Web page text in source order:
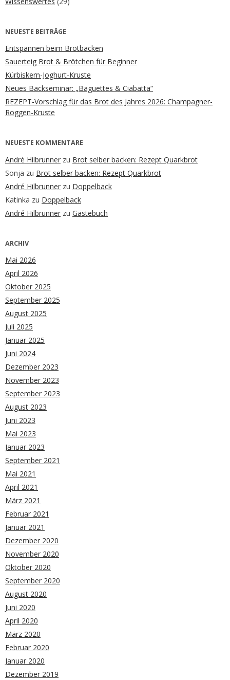
NEUESTE BEITRÄGE
Entspannen beim Brotbacken
Sauerteig Brot & Brötchen für Beginner
Kürbiskern-Joghurt-Kruste
Neues Backseminar: „Baguettes & Ciabatta“
REZEPT-Vorschlag für das Brot des Jahres 2026: Champagner-
Roggen-Kruste
NEUESTE KOMMENTARE
André Hilbrunner zu Brot selber backen: Rezept Quarkbrot
Sonja zu Brot selber backen: Rezept Quarkbrot
André Hilbrunner zu Doppelback
Katinka zu Doppelback
André Hilbrunner zu Gästebuch
ARCHIV
Mai 2026
April 2026
Oktober 2025
September 2025
August 2025
Juli 2025
Januar 2025
Juni 2024
Dezember 2023
November 2023
September 2023
August 2023
Juni 2023
Mai 2023
Januar 2023
September 2021
Mai 2021
April 2021
März 2021
Februar 2021
Januar 2021
Dezember 2020
November 2020
Oktober 2020
September 2020
August 2020
Juni 2020
April 2020
März 2020
Februar 2020
Januar 2020
Dezember 2019